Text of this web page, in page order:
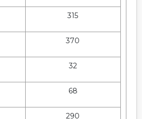
315
370
32
68
290